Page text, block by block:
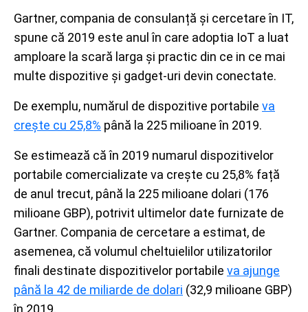
Gartner, compania de consulanță și cercetare în IT,
spune că 2019 este anul în care adoptia IoT a luat
amploare la scară larga și practic din ce in ce mai
multe dispozitive și gadget-uri devin conectate.
De exemplu, numărul de dispozitive portabile va
crește cu 25,8% până la 225 milioane în 2019.
Se estimează că în 2019 numarul dispozitivelor
portabile comercializate va crește cu 25,8% față
de anul trecut, până la 225 milioane dolari (176
milioane GBP), potrivit ultimelor date furnizate de
Gartner. Compania de cercetare a estimat, de
asemenea, că volumul cheltuielilor utilizatorilor
finali destinate dispozitivelor portabile va ajunge
până la 42 de miliarde de dolari (32,9 milioane GBP)
în 2019.